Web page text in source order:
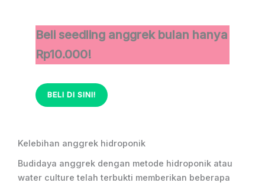
Beli seedling anggrek bulan hanya
Rp10.000!
BELI DI SINI!
Kelebihan anggrek hidroponik
Budidaya anggrek dengan metode hidroponik atau
water culture telah terbukti memberikan beberapa